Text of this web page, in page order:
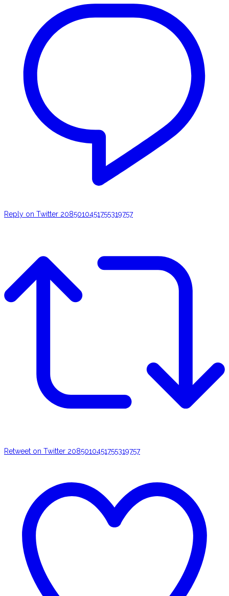
Reply on Twitter 2085010451755319757
Retweet on Twitter 2085010451755319757